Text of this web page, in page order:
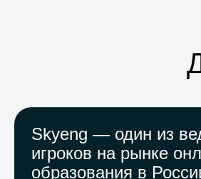
Skyeng — один из
игроков на рынке
образования в